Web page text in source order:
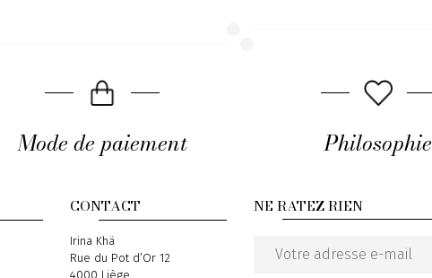
NE RATEZ RIEN
Email
Mode de paiement Philosophie
CONTACT
Address
Irina Khä
Rue du Pot d’Or 12